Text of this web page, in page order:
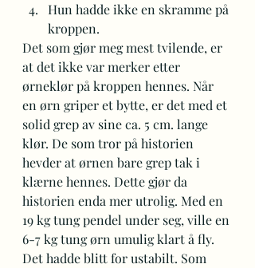
Hun hadde ikke en skramme på
kroppen.
Det som gjør meg mest tvilende, er
at det ikke var merker etter
ørneklør på kroppen hennes. Når
en ørn griper et bytte, er det med et
solid grep av sine ca. 5 cm. lange
klør. De som tror på historien
hevder at ørnen bare grep tak i
klærne hennes. Dette gjør da
historien enda mer utrolig. Med en
19 kg tung pendel under seg, ville en
6-7 kg tung ørn umulig klart å fly.
Det hadde blitt for ustabilt. Som